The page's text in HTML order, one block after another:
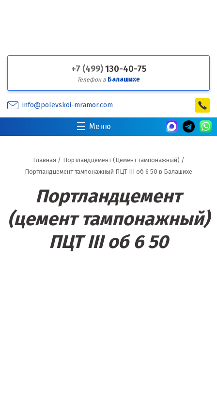
+7 (499)130-40-75
Телефон в Балашихе
info@polevskoi-mramor.com
Меню
Главная / Портландцемент (Цемент тампонажный) /
Портландцемент тампонажный ПЦТ III об 6 50 в Балашихе
Портландцемент
(цемент тампонажный)
ПЦТ III об 6 50